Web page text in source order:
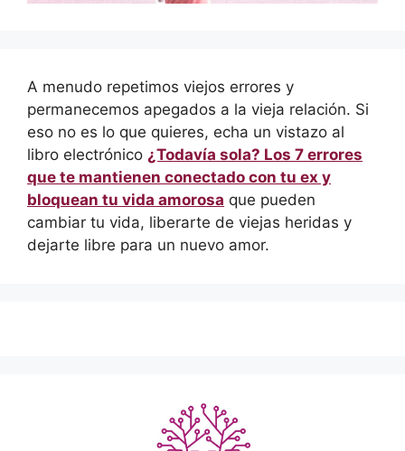
A menudo repetimos viejos errores y
permanecemos apegados a la vieja relación. Si
eso no es lo que quieres, echa un vistazo al
libro electrónico ¿Todavía sola? Los 7 errores
que te mantienen conectado con tu ex y
bloquean tu vida amorosa que pueden
cambiar tu vida, liberarte de viejas heridas y
dejarte libre para un nuevo amor.